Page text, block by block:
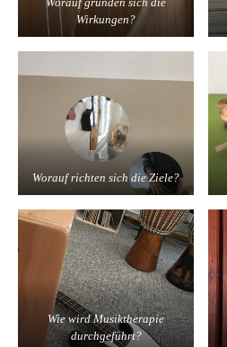
Worauf gründen sich die
Wirkungen?
Worauf richten sich die Ziele?
Wie wird Musiktherapie
durchgeführt?